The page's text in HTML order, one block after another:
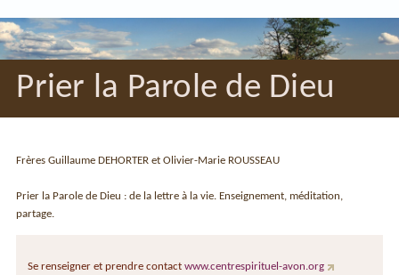
Prier la Parole de Dieu
Frères Guillaume DEHORTER et Olivier-Marie ROUSSEAU
Prier la Parole de Dieu : de la lettre à la vie. Enseignement, méditation,
partage.
Se renseigner et prendre contactwww.centrespirituel-avon.org